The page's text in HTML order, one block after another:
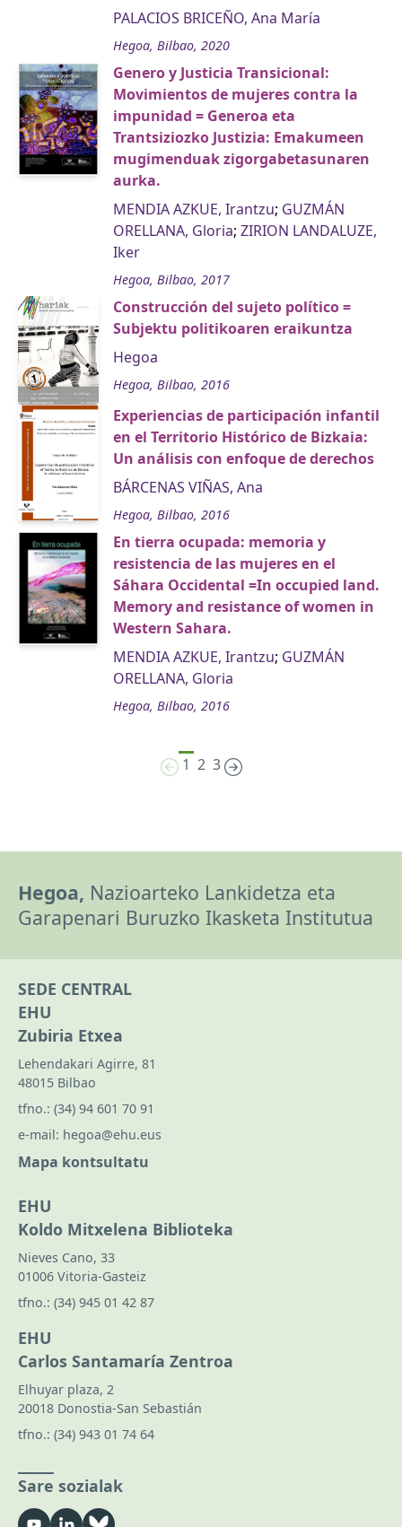
PALACIOS BRICEÑO, Ana María
Hegoa, Bilbao, 2020
Genero y Justicia Transicional:
Movimientos de mujeres contra la
impunidad = Generoa eta
Trantsiziozko Justizia: Emakumeen
mugimenduak zigorgabetasunaren
aurka.
MENDIA AZKUE, Irantzu; GUZMÁN
ORELLANA, Gloria; ZIRION LANDALUZE,
Iker
Hegoa, Bilbao, 2017
Construcción del sujeto político =
Subjektu politikoaren eraikuntza
Hegoa
Hegoa, Bilbao, 2016
Experiencias de participación infantil
en el Territorio Histórico de Bizkaia:
Un análisis con enfoque de derechos
BÁRCENAS VIÑAS, Ana
Hegoa, Bilbao, 2016
En tierra ocupada: memoria y
resistencia de las mujeres en el
Sáhara Occidental =In occupied land.
Memory and resistance of women in
Western Sahara.
MENDIA AZKUE, Irantzu; GUZMÁN
ORELLANA, Gloria
Hegoa, Bilbao, 2016
1 2 3
Hegoa, Nazioarteko Lankidetza eta
Garapenari Buruzko Ikasketa Institutua
SEDE CENTRAL
EHU
Zubiria Etxea
Lehendakari Agirre, 81
48015 Bilbao
tfno.: (34) 94 601 70 91
e-mail: hegoa@ehu.eus
Mapa kontsultatu
EHU
Koldo Mitxelena Biblioteka
Nieves Cano, 33
01006 Vitoria-Gasteiz
tfno.: (34) 945 01 42 87
EHU
Carlos Santamaría Zentroa
Elhuyar plaza, 2
20018 Donostia-San Sebastián
tfno.: (34) 943 01 74 64
Sare sozialak